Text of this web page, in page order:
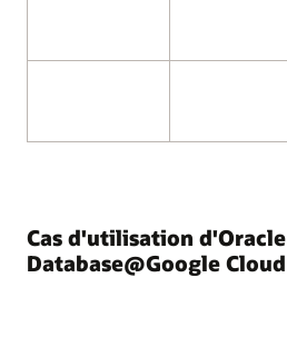
s'exécutent
En
plus
Cas d'utilisation d'Oracle
Database@Google Cloud